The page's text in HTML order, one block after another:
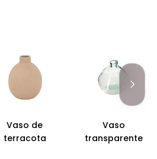
Vaso de
terracota
Vaso
transparente